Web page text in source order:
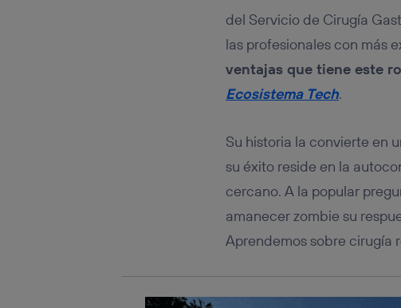
del Servicio de Cirugía
las profesionales con más
ventajas que tiene este
Ecosistema Tech.
Su historia la convierte en
su éxito reside en la
cercano. A la popular
amanecer zombie su
Aprendemos sobre cirugía
conecte su
Típicamente:
Si utilizas una
realizará en
hayan dado
Puedes
inferior de esta
Para más